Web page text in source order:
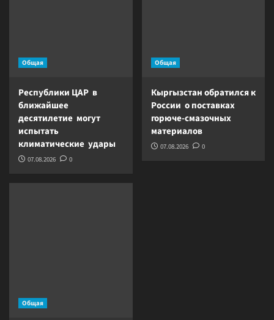
Общая
Республики ЦАР в
ближайшее
десятилетие могут
испытать
климатические удары
07.08.2026 0
Общая
Кыргызстан обратился к
России о поставках
горюче-смазочных
материалов
07.08.2026 0
Общая